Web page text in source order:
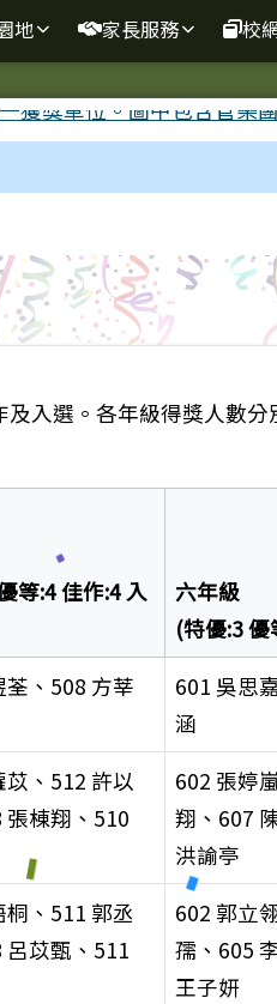
地 家長服務 校
入選。各年級得獎人數
等:4 佳作:4 入
六年級
(特優:3
荃、508 方莘
601 吳思
涵
苡、512 許以
張棟翔、510
602 張婷
翔、607
洪諭亭
桐、511 郭丞
呂苡甄、511
602 郭立
孺、605
王子妍